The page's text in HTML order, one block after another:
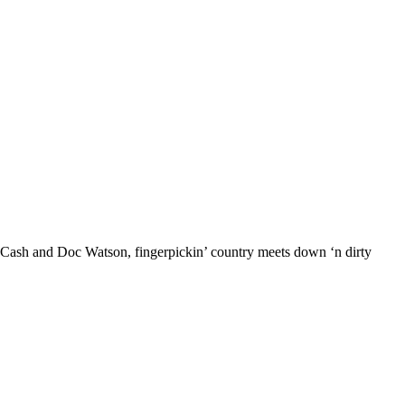
and Doc Watson, fingerpickin’ country meets down ‘n dirty